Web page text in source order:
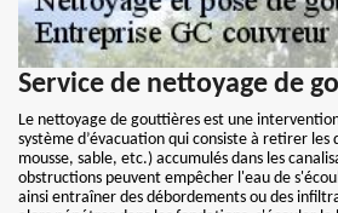
Service de nettoyage de
Le nettoyage de gouttières est une
système d’évacuation qui consiste à retirer les
mousse, sable, etc.) accumulés dans les
obstructions peuvent empêcher l'eau de
ainsi entraîner des débordements ou des